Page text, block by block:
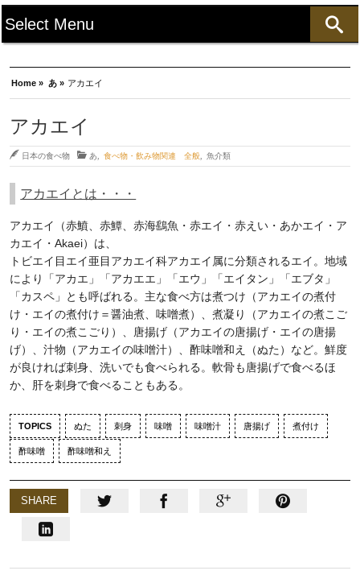
Home » あ » アカエイ
アカエイ
日本の食べ物 あ 食べ物・飲み物関連 全般 魚介類
アカエイとは・・・
アカエイ（赤鱝、赤鱏、赤海鷂魚・赤エイ・赤えい・あかエイ・ア
カエイ・Akaei）は、
トビエイ目エイ亜目アカエイ科アカエイ属に分類されるエイ。地域
により「アカエ」「アカエエ」「エウ」「エイタン」「エブタ」
「カスペ」とも呼ばれる。主な食べ方は煮つけ（アカエイの煮付
け・エイの煮付け＝醤油煮、味噌煮）、煮凝り（アカエイの煮こご
り・エイの煮こごり）、唐揚げ（アカエイの唐揚げ・エイの唐揚
げ）、汁物（アカエイの味噌汁）、酢味噌和え（ぬた）など。鮮度
が良ければ刺身、洗いでも食べられる。軟骨も唐揚げで食べるほ
か、肝を刺身で食べることもある。
TOPICS ぬた 刺身 味噌 味噌汁 唐揚げ 煮付け
酢味噌 酢味噌和え
SHARE